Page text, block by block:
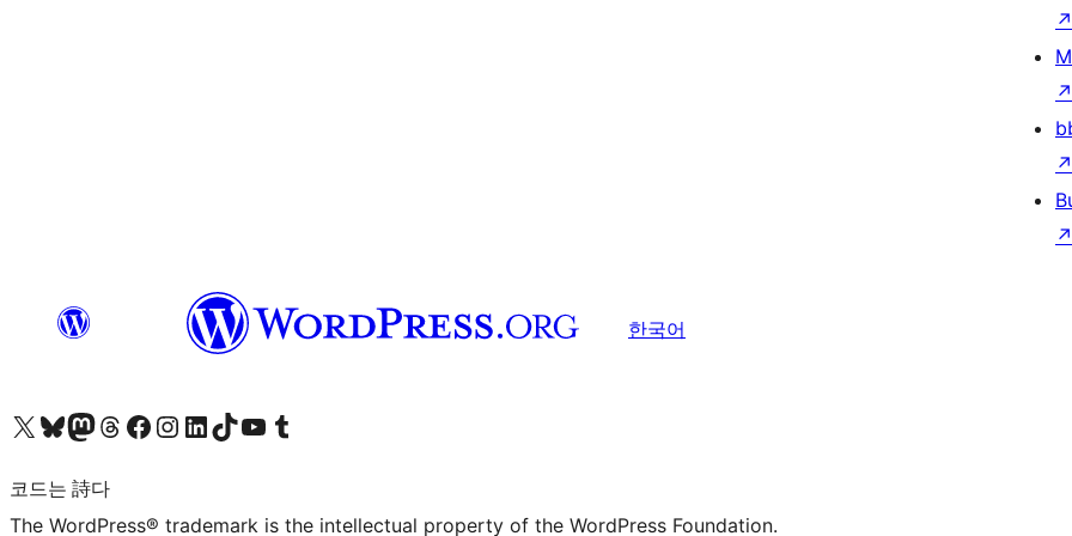
↗
↗
↗
↗
한국어
X(이전 트위터) 계정 방문하기블루스카이 계정 방문하기마스토돈 계정 방문하기스레드 계정 방문하기 페이스북 페이지 방문하기인스타그램 계정 방문하기 LinkedIn 계정 방문하기틱톡 계정 방문하기유튜브 채널 방문하기 텀블러 계정 방문하기
코드는 詩다
The WordPress® trademark is the intellectual property of the WordPress Foundation.